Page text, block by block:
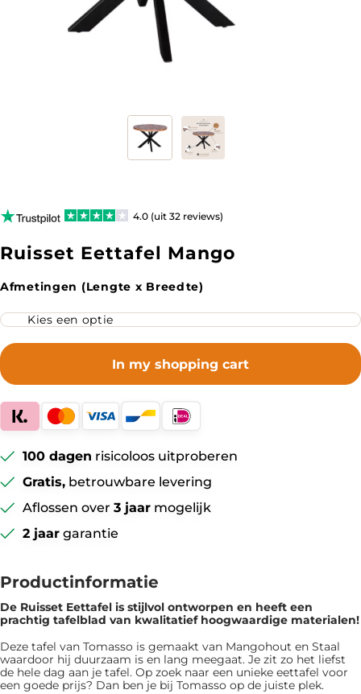
Productinformatie
De Ruisset Eettafel is ​​stijlvol ontworpen en heeft een
prachtig tafelblad van kwalitatief hoogwaardige materialen!
Deze tafel van Tomasso is gemaakt van Mangohout en Staal
waardoor hij duurzaam is en lang meegaat. Je zit zo het liefst
de hele dag aan je tafel. Op zoek naar een unieke eettafel voor
een goede prijs? Dan ben je bij Tomasso op de juiste plek.
4.0 (uit 32 reviews)
Ruisset Eettafel Mango
Afmetingen (Lengte x Breedte)
In my shopping cart
100 dagen risicoloos uitproberen
Gratis, betrouwbare levering
Aflossen over 3 jaar mogelijk
2 jaargarantie